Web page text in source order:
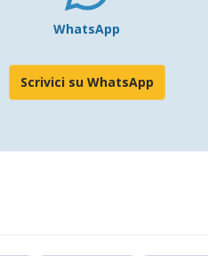
WhatsApp
Scrivici su WhatsApp